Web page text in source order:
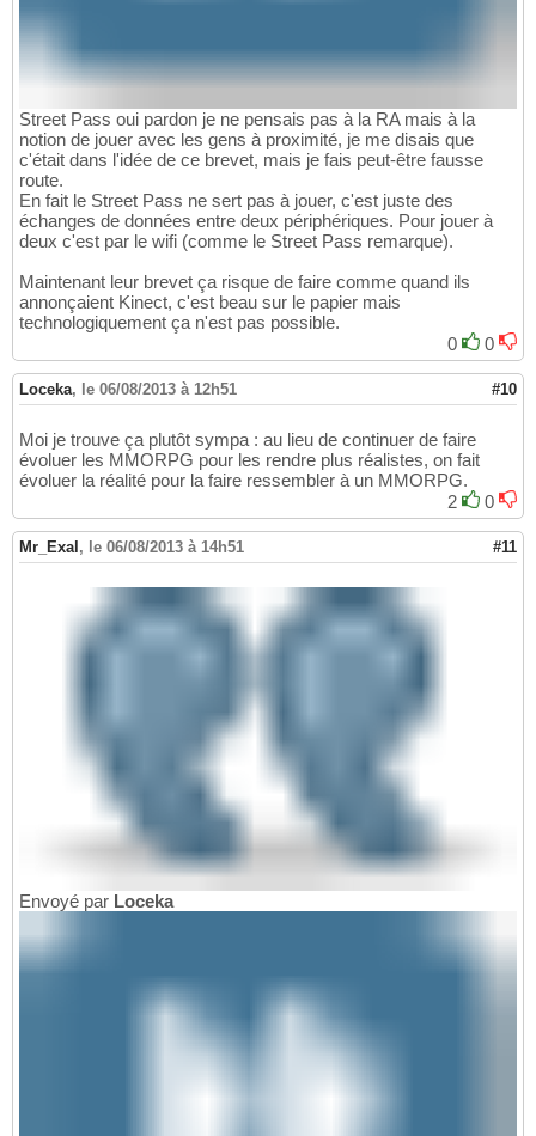
Street Pass oui pardon je ne pensais pas à la RA mais à la
notion de jouer avec les gens à proximité, je me disais que
c'était dans l'idée de ce brevet, mais je fais peut-être fausse
route.
En fait le Street Pass ne sert pas à jouer, c'est juste des
échanges de données entre deux périphériques. Pour jouer à
deux c'est par le wifi (comme le Street Pass remarque).
Maintenant leur brevet ça risque de faire comme quand ils
annonçaient Kinect, c'est beau sur le papier mais
technologiquement ça n'est pas possible.
0
0
Loceka, le 06/08/2013 à 12h51 #10
Moi je trouve ça plutôt sympa : au lieu de continuer de faire
évoluer les MMORPG pour les rendre plus réalistes, on fait
évoluer la réalité pour la faire ressembler à un MMORPG.
2
0
Mr_Exal, le 06/08/2013 à 14h51 #11
Envoyé par Loceka